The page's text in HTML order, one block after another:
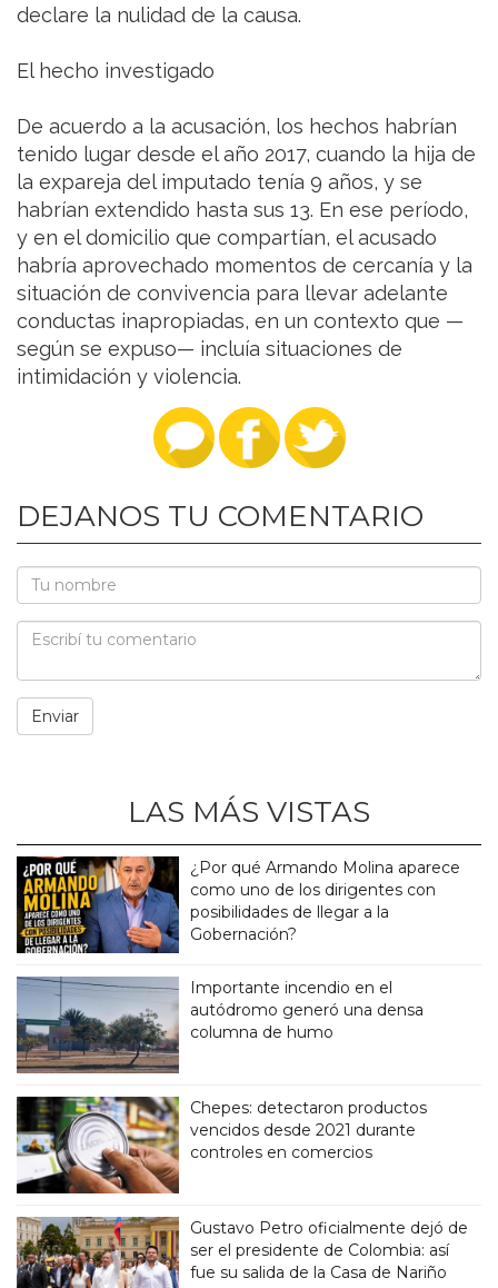
declare la nulidad de la causa.
El hecho investigado
De acuerdo a la acusación, los hechos habrían
tenido lugar desde el año 2017, cuando la hija de
la expareja del imputado tenía 9 años, y se
habrían extendido hasta sus 13. En ese período,
y en el domicilio que compartían, el acusado
habría aprovechado momentos de cercanía y la
situación de convivencia para llevar adelante
conductas inapropiadas, en un contexto que —
según se expuso— incluía situaciones de
intimidación y violencia.
DEJANOS TU COMENTARIO
LAS MÁS VISTAS
¿Por qué Armando Molina aparece
como uno de los dirigentes con
posibilidades de llegar a la
Gobernación?
Importante incendio en el
autódromo generó una densa
columna de humo
Chepes: detectaron productos
vencidos desde 2021 durante
controles en comercios
Gustavo Petro oficialmente dejó de
ser el presidente de Colombia: así
fue su salida de la Casa de Nariño